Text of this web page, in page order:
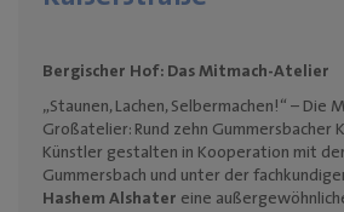
Bergischer Hof: Das Mitmach-Atelier
„Staunen, Lachen, Selbermachen!“ – Die
Großatelier: Rund zehn Gummersbacher
Künstler gestalten in Kooperation mit
Gummersbach und unter der
Hashem Alshater eine